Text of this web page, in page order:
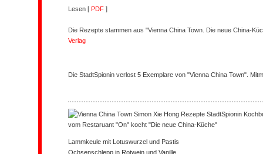
Lesen [ PDF ]
Die Rezepte stammen aus "Vienna China Town. Die neue China-
Verlag
Die StadtSpionin verlost 5 Exemplare von "Vienna China Town".
vom Restaruant "On" kocht "Die neue China-Küche"
Lammkeule mit Lotuswurzel und Pastis
Ochsenschlepp in Rotwein und Vanille